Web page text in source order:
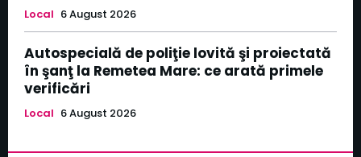
Local 6 August 2026
Autospecială de poliţie lovită şi proiectată
în şanţ la Remetea Mare: ce arată primele
verificări
Local 6 August 2026